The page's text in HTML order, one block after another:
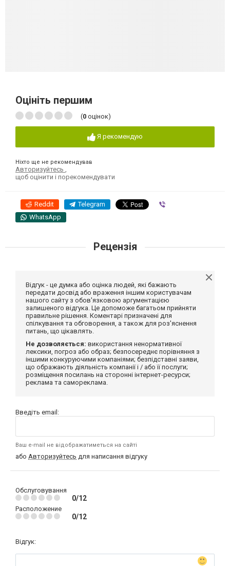
Оцініть першим
(0 оцінок)
Я рекомендую
Ніхто ще не рекомендував
Авторизуйтесь
щоб оцінити і порекомендувати
Reddit Telegram
WhatsApp
Рецензія
Відгук - це думка або оцінка людей, які бажають
передати досвід або враження іншим користувачам
нашого сайту з обов'язковою аргументацією
залишеного відгука. Це допоможе багатьом прийняти
правильне рішення. Коментарі призначені для
спілкування та обговорення, а також для роз'яснення
питань, що цікавлять.
Не дозволяється: використання ненормативної
лексики, погроз або образ; безпосереднє порівняння з
іншими конкуруючими компаніями; безпідставні заяви,
що ображають діяльність компанії і / або її послуги;
розміщення посилань на сторонні інтернет-ресурси;
реклама та самореклама.
Введіть email:
Ваш e-mail не відображатиметься на сайті
або Авторизуйтесь для написання відгуку
Обслуговування
0/12
Расположение
0/12
Відгук: